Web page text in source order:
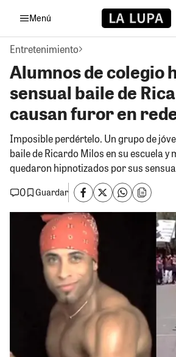
Menú
Entretenimiento
Alumnos de colegio
sensual baile de
causan furor en
Imposible perdértelo. Un grupo de
baile de Ricardo Milos en su escuela y
quedaron hipnotizados por sus
0
Guardar